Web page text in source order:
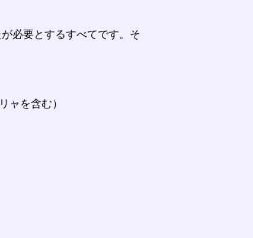
必要とするすべてです。そ
ャを含む）